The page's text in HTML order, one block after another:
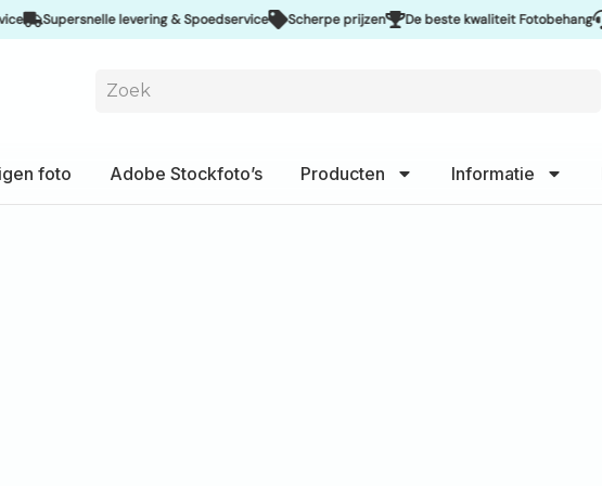
levering & Spoedservice Scherpe prijzen De beste kwaliteit Fotobehang
foto Adobe Stockfoto’s Producten Informatie